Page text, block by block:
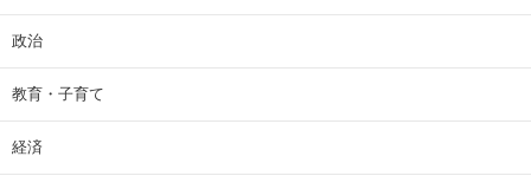
政治
教育・子育て
経済